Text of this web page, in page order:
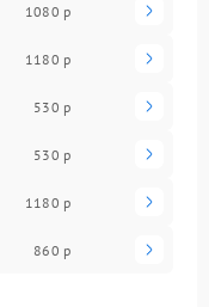
1080 р
1180 р
530 р
530 р
1180 р
860 р